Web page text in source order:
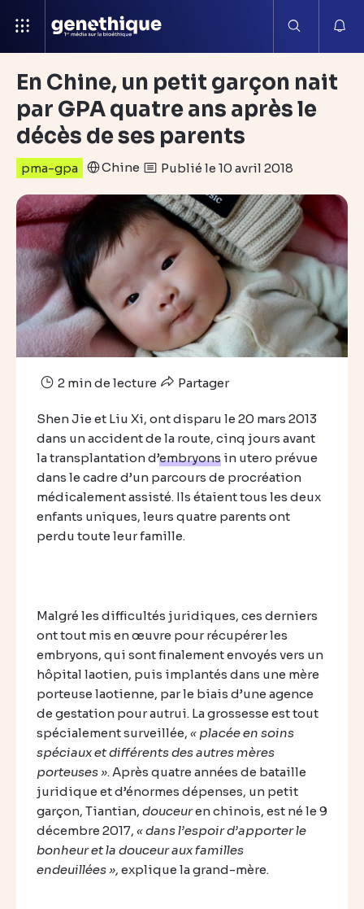
En Chine, un petit garçon nait
par GPA quatre ans après le
décès de ses parents
pma-gpa Chine Publié le 10 avril 2018
2 min de lecture Partager
Shen Jie et Liu Xi, ont disparu le 20 mars 2013
dans un accident de la route, cinq jours avant
la transplantation d’embryons in utero prévue
dans le cadre d’un parcours de procréation
médicalement assisté. Ils étaient tous les deux
enfants uniques, leurs quatre parents ont
perdu toute leur famille.
Malgré les difficultés juridiques, ces derniers
ont tout mis en œuvre pour récupérer les
embryons, qui sont finalement envoyés vers un
hôpital laotien, puis implantés dans une mère
porteuse laotienne, par le biais d’une agence
de gestation pour autrui. La grossesse est tout
spécialement surveillée, « placée en soins
spéciaux et différents des autres mères
porteuses ». Après quatre années de bataille
juridique et d’énormes dépenses, un petit
garçon, Tiantian, douceuren chinois, est né le 9
décembre 2017, « dans l’espoir d’apporter le
bonheur et la douceur aux familles
endeuillées », explique la grand-mère.